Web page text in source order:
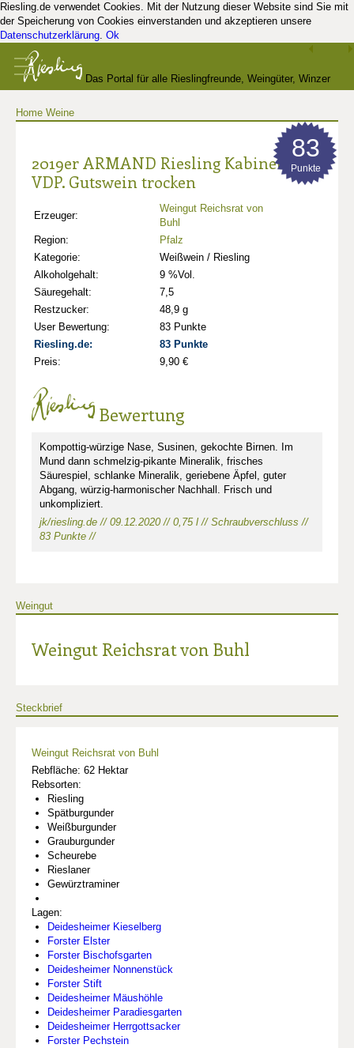
Riesling.de verwendet Cookies. Mit der Nutzung dieser Website sind Sie mit
der Speicherung von Cookies einverstanden und akzeptieren unsere
Datenschutzerklärung. Ok
Das Portal für alle Rieslingfreunde, Weingüter, Winzer
Home Weine
2019er ARMAND Riesling Kabinett
VDP. Gutswein trocken
Erzeuger:
Weingut Reichsrat von
Buhl
Region:
Pfalz
Kategorie:
Weißwein / Riesling
Alkoholgehalt:
9 %Vol.
Säuregehalt:
7,5
Restzucker:
48,9 g
User Bewertung:
83 Punkte
Riesling.de:
83 Punkte
Preis:
9,90 €
83
Punkte
Bewertung
Kompottig-würzige Nase, Susinen, gekochte Birnen. Im
Mund dann schmelzig-pikante Mineralik, frisches
Säurespiel, schlanke Mineralik, geriebene Äpfel, guter
Abgang, würzig-harmonischer Nachhall. Frisch und
unkompliziert.
jk/riesling.de // 09.12.2020 // 0,75 l // Schraubverschluss //
83 Punkte //
Weingut
Weingut Reichsrat von Buhl
Steckbrief
Weingut Reichsrat von Buhl
Rebfläche: 62 Hektar
Rebsorten:
Riesling
Spätburgunder
Weißburgunder
Grauburgunder
Scheurebe
Rieslaner
Gewürztraminer
Lagen:
Deidesheimer Kieselberg
Forster Elster
Forster Bischofsgarten
Deidesheimer Nonnenstück
Forster Stift
Deidesheimer Mäushöhle
Deidesheimer Paradiesgarten
Deidesheimer Herrgottsacker
Forster Pechstein